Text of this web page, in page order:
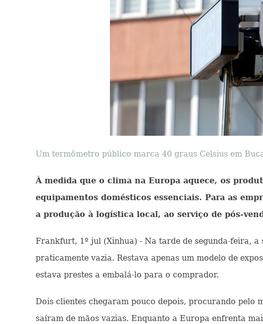
Um termômetro público marca 40 graus Celsius em
À medida que o clima na Europa aquece, os
equipamentos domésticos essenciais. Para as
a produção à logística local, ao serviço de pós-
Frankfurt, 1º jul (Xinhua) - Na tarde de segunda-feira,
praticamente vazia. Restava apenas um modelo de
estava prestes a embalá-lo para o comprador.
Dois clientes chegaram pouco depois, procurando pelo
saíram de mãos vazias. Enquanto a Europa enfrenta